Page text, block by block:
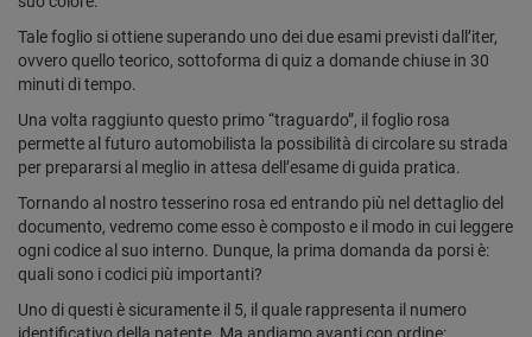
Tale foglio si ottiene superando uno dei due esami previsti dall’iter,
ovvero quello teorico, sottoforma di quiz a domande chiuse in 30
minuti di tempo.
Una volta raggiunto questo primo “traguardo”, il foglio rosa
permette al futuro automobilista la possibilità di circolare su strada
per prepararsi al meglio in attesa dell’esame di guida pratica.
Tornando al nostro tesserino rosa ed entrando più nel dettaglio del
documento, vedremo come esso è composto e il modo in cui leggere
ogni codice al suo interno. Dunque, la prima domanda da porsi è:
quali sono i codici più importanti?
Uno di questi è sicuramente il 5, il quale rappresenta il numero